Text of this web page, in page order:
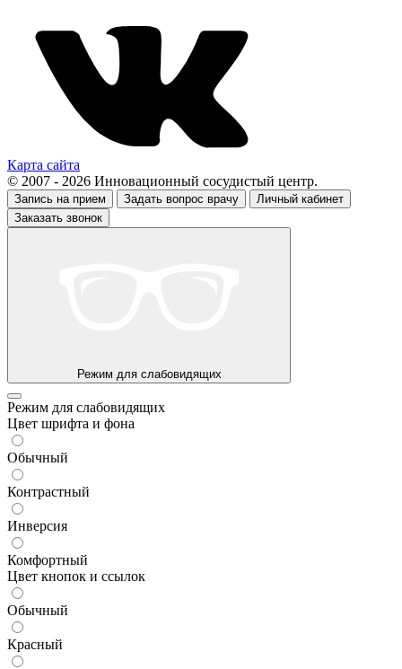
Карта сайта
© 2007 - 2026 Инновационный сосудистый центр.
Запись на прием Задать вопрос врачу
Личный кабинет
Заказать звонок
Режим для слабовидящих
Режим для слабовидящих
Цвет шрифта и фона
Обычный
Контрастный
Инверсия
Комфортный
Цвет кнопок и ссылок
Обычный
Красный